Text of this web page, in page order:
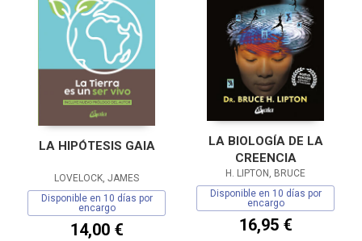
LA HIPÓTESIS GAIA
LOVELOCK, JAMES
Disponible en 10 días por
encargo
14,00 €
LA BIOLOGÍA DE LA
CREENCIA
H. LIPTON, BRUCE
Disponible en 10 días por
encargo
16,95 €